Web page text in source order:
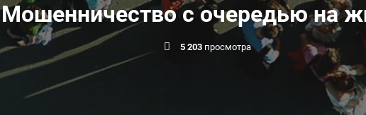
Мошенничество с очередью на
5 203просмотра